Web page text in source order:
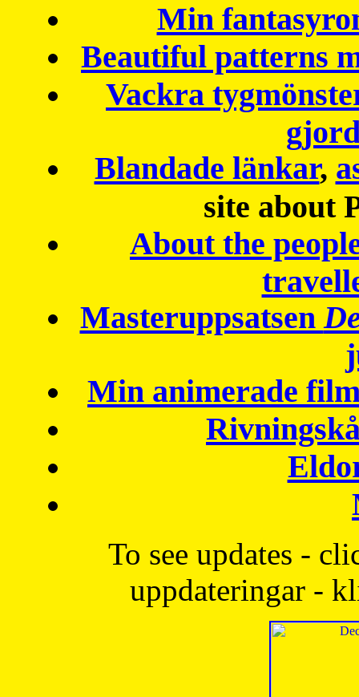
Min
Beautiful patterns
Vackra
Blandade länkar,
site about
About the
Masteruppsatsen
Min animerade
To see updates -
uppdateringar -